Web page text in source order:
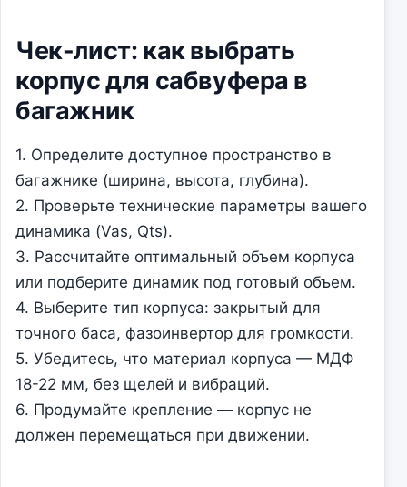
Чек-лист: как выбрать
корпус для сабвуфера в
багажник
1. Определите доступное пространство в
багажнике (ширина, высота, глубина).
2. Проверьте технические параметры вашего
динамика (Vas, Qts).
3. Рассчитайте оптимальный объем корпуса
или подберите динамик под готовый объем.
4. Выберите тип корпуса: закрытый для
точного баса, фазоинвертор для громкости.
5. Убедитесь, что материал корпуса — МДФ
18-22 мм, без щелей и вибраций.
6. Продумайте крепление — корпус не
должен перемещаться при движении.